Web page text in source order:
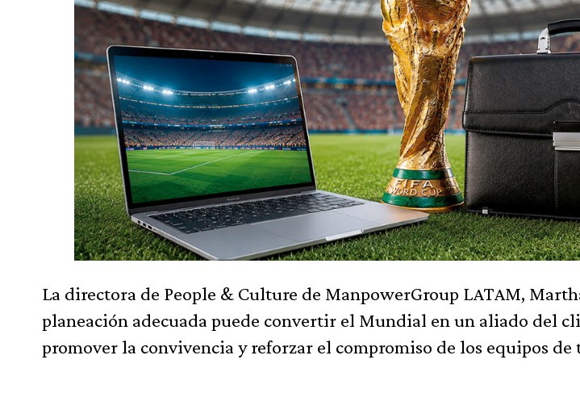
La directora de People & Culture de ManpowerGroup LATAM,
planeación adecuada puede convertir el Mundial en un aliado del
promover la convivencia y reforzar el compromiso de los equipos de